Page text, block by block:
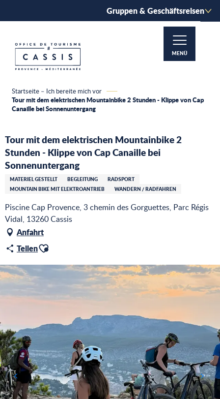
principal
Gruppen & Geschäftsreisen
MENÜ
Startseite – Ich bereite mich vor
Tour mit dem elektrischen Mountainbike 2 Stunden - Klippe von Cap
Canaille bei Sonnenuntergang
Tour mit dem elektrischen Mountainbike 2
Stunden - Klippe von Cap Canaille bei
Sonnenuntergang
MATERIEL GESTELLT BEGLEITUNG
RADSPORT
MOUNTAIN BIKE MIT ELEKTROANTRIEB
WANDERN / RADFAHREN
Piscine Cap Provence, 3 chemin des Gorguettes, Parc Régis
Vidal, 13260 Cassis
Anfahrt
TeilenAjouter aux favoris